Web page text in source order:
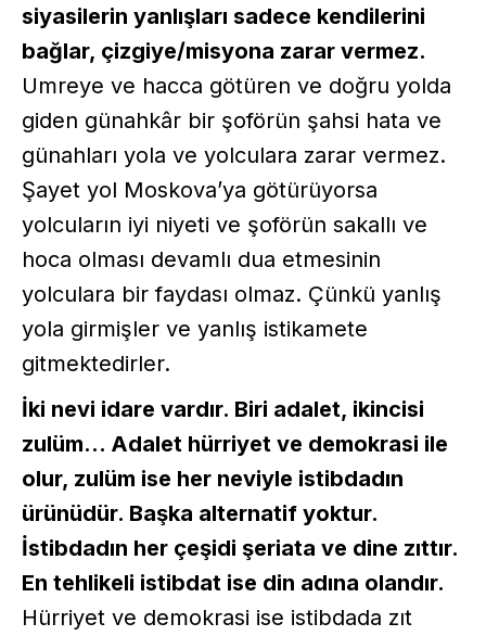
siyasilerin yanlışları sadece kendilerini
bağlar, çizgiye/misyona zarar vermez.
Umreye ve hacca götüren ve doğru yolda
giden günahkâr bir şoförün şahsi hata ve
günahları yola ve yolculara zarar vermez.
Şayet yol Moskova’ya götürüyorsa
yolcuların iyi niyeti ve şoförün sakallı ve
hoca olması devamlı dua etmesinin
yolculara bir faydası olmaz. Çünkü yanlış
yola girmişler ve yanlış istikamete
gitmektedirler.
İki nevi idare vardır. Biri adalet, ikincisi
zulüm… Adalet hürriyet ve demokrasi ile
olur, zulüm ise her neviyle istibdadın
ürünüdür. Başka alternatif yoktur.
İstibdadın her çeşidi şeriata ve dine zıttır.
En tehlikeli istibdat ise din adına olandır.
Hürriyet ve demokrasi ise istibdada zıt